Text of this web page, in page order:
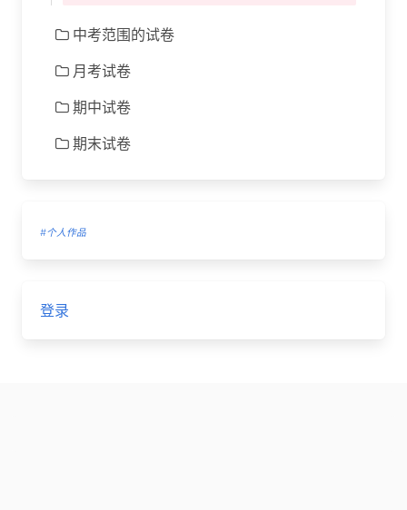
中考范围的试卷
月考试卷
期中试卷
期末试卷
#个人作品
登录